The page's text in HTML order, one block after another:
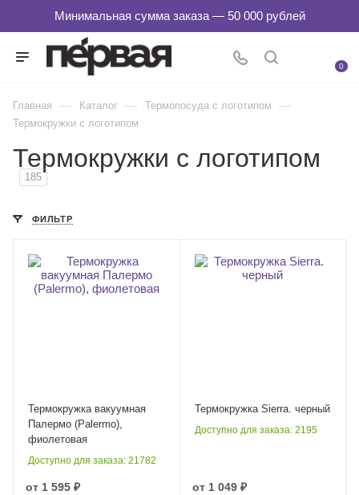
0
Главная — Каталог — Термопосуда с логотипом —
Термокружки с логотипом
Термокружки с логотипом
185
ФИЛЬТР
Термокружка вакуумная
Палермо (Palermo),
фиолетовая
Доступно для заказа: 21782
от 1 595 ₽
Термокружка Sierra. черный
Доступно для заказа: 2195
от 1 049 ₽